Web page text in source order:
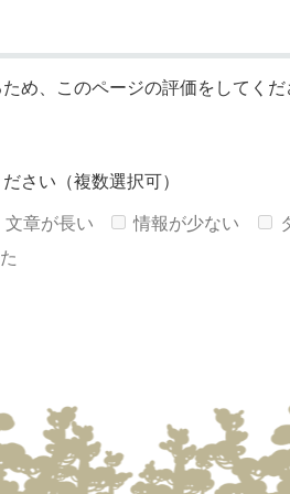
め、このページの評価をしてくだ
さい（複数選択可）
文章が長い 情報が少ない